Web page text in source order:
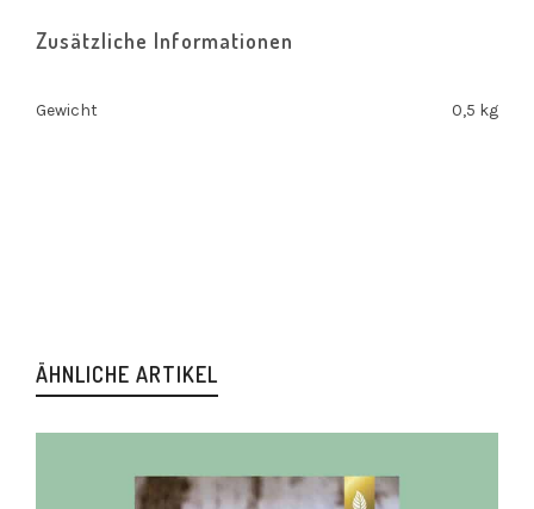
Zusätzliche Informationen
Gewicht 0,5 kg
ÄHNLICHE ARTIKEL